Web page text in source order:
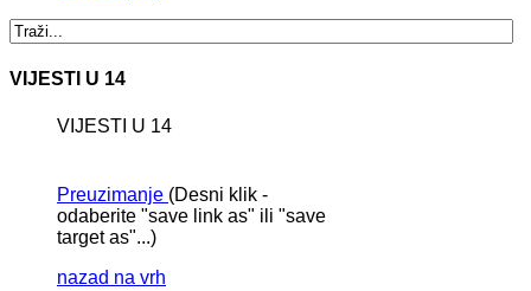
VIJESTI U 14
VIJESTI U 14
Preuzimanje (Desni klik -
odaberite "save link as" ili "save
target as"...)
nazad na vrh